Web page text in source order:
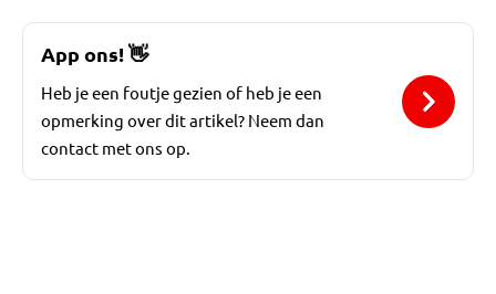
App ons!👋
Heb je een foutje gezien of heb je een
opmerking over dit artikel? Neem dan
contact met ons op.